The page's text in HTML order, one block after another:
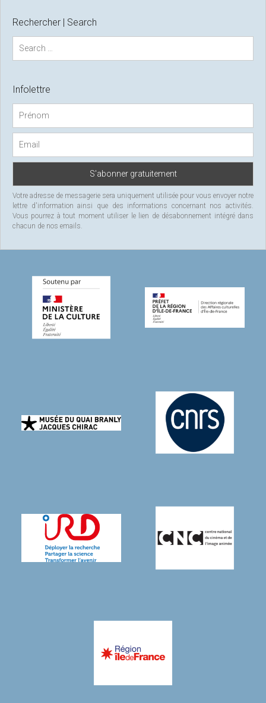
Rechercher | Search
a
c
r
Infolettre
Votre adresse de messagerie sera uniquement utilisée pour vous envoyer notre
lettre d'information ainsi que des informations concernant nos activités.
Vous pourrez à tout moment utiliser le lien de désabonnement intégré dans
chacun de nos emails.